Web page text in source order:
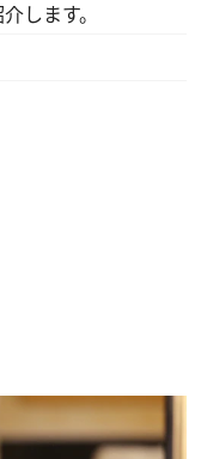
します。